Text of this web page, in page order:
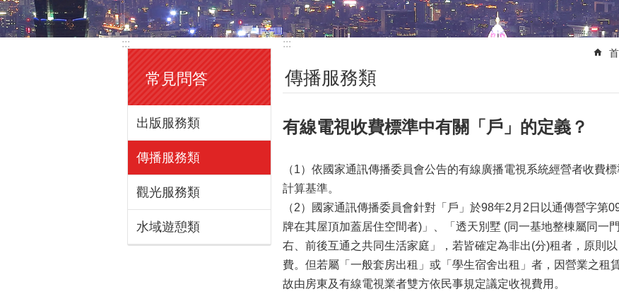
:::
常見問答
出版服務類
傳播服務類
觀光服務類
水域遊憩類
:::
傳播服務類
有線電視收費標準中有關「戶」的定義？
（1）依國家通訊傳播委員會公告的有線廣播電視系統經營者收費
計算基準。
（2）國家通訊傳播委員會針對「戶」於98年2月2日以通傳營字第
牌在其屋頂加蓋居住空間者)」、「透天別墅 (同一基地整棟屬同一
右、前後互通之共同生活家庭」，若皆確定為非出(分)租者，原則
費。但若屬「一般套房出租」或「學生宿舍出租」者，因營業之租
故由房東及有線電視業者雙方依民事規定議定收視費用。